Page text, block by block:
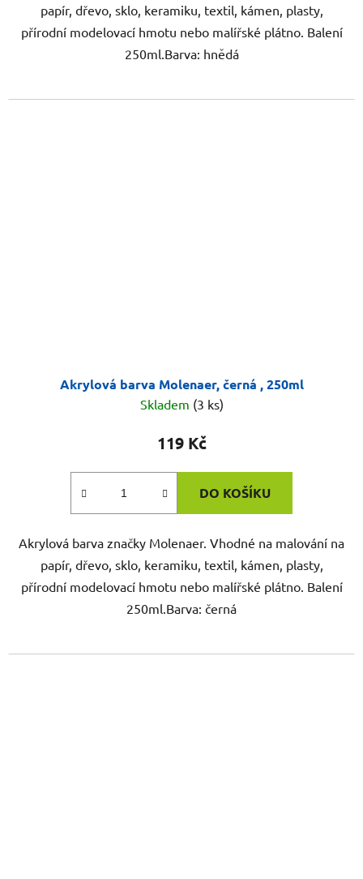
papír, dřevo, sklo, keramiku, textil, kámen, plasty,
přírodní modelovací hmotu nebo malířské plátno. Balení
250ml.Barva: hnědá
Akrylová barva Molenaer, černá , 250ml
Skladem (3 ks)
119 Kč
DO KOŠÍKU
Akrylová barva značky Molenaer. Vhodné na malování na
papír, dřevo, sklo, keramiku, textil, kámen, plasty,
přírodní modelovací hmotu nebo malířské plátno. Balení
250ml.Barva: černá